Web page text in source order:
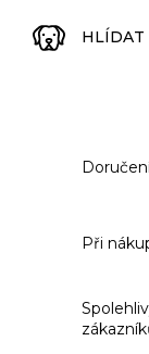
HLÍDAT
Při